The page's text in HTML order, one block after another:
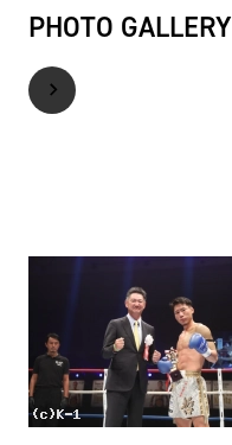
PHOTO GALLERY